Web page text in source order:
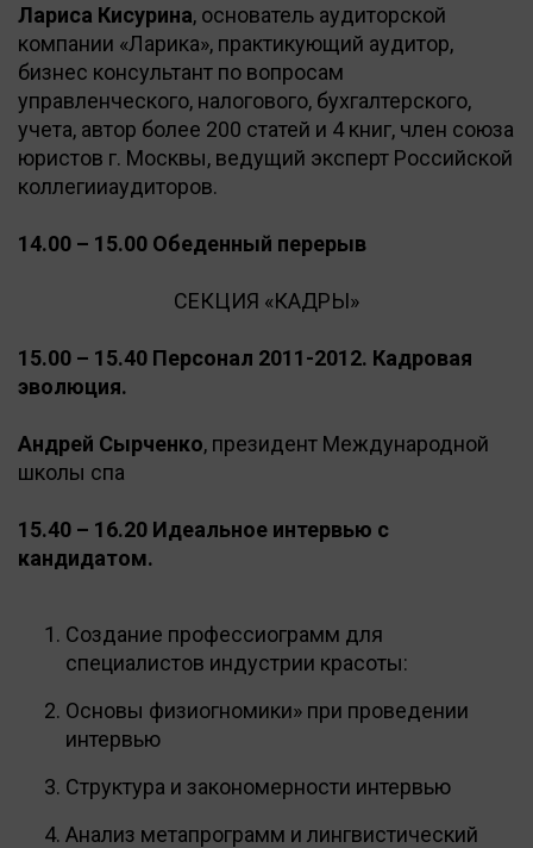
Лариса Кисурина, основатель аудиторской
компании «Ларика», практикующий аудитор,
бизнес консультант по вопросам
управленческого, налогового, бухгалтерского,
учета, автор более 200 статей и 4 книг, член союза
юристов г. Москвы, ведущий эксперт Российской
коллегииаудиторов.
14.00 – 15.00 Обеденный перерыв
СЕКЦИЯ «КАДРЫ»
15.00 – 15.40 Персонал 2011-2012. Кадровая
эволюция.
Андрей Сырченко, президент Международной
школы спа
15.40 – 16.20 Идеальное интервью с
кандидатом.
Создание профессиограмм для
специалистов индустрии красоты:
Основы физиогномики» при проведении
интервью
Структура и закономерности интервью
Анализ метапрограмм и лингвистический